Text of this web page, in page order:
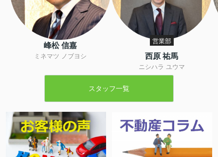
峰松 信嘉
ミネマツ ノブヨシ
営業部
西原 祐馬
ニシハラ ユウマ
スタッフ一覧